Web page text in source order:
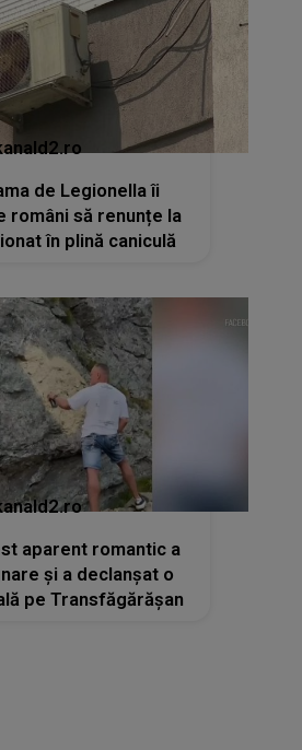
de Legionella îi
români să renunțe la
în plină caniculă
aparent romantic a
și a declanșat o
pe Transfăgărășan